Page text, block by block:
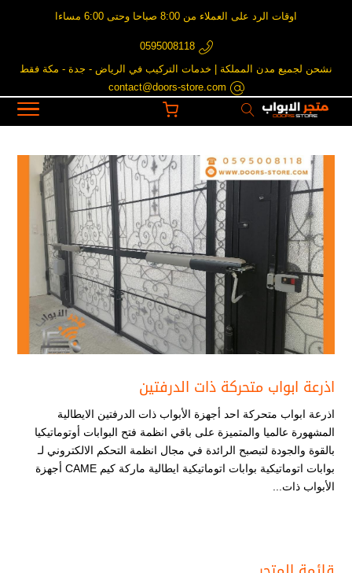
اوقات الرد على العملاء من 8:00 صباحا وحتى 6:00 مساءا
0595008118
نشحن لجميع مدن المملكة | خدمات التركيب في الرياض - جدة - مكة فقط
contact@doors-store.com
اذرعة ابواب متحركة ذات الدرفتين
اذرعة ابواب متحركة احد أجهزة الأبواب ذات الدرفتين الايطالية
المشهورة عالميا والمتميزة على باقي انظمة فتح البوابات أوتوماتيكيا
بالقوة والجودة لتبصبح الرائدة في مجال انظمة التحكم الالكتروني لـ
بوابات اتوماتيكية بوابات اتوماتيكية ايطالية ماركة كيم CAME أجهزة
الأبواب ذات...